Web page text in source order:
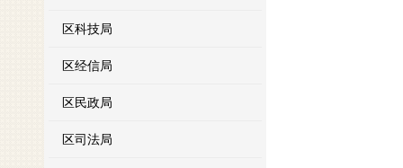
区科技局
区经信局
区民政局
区司法局